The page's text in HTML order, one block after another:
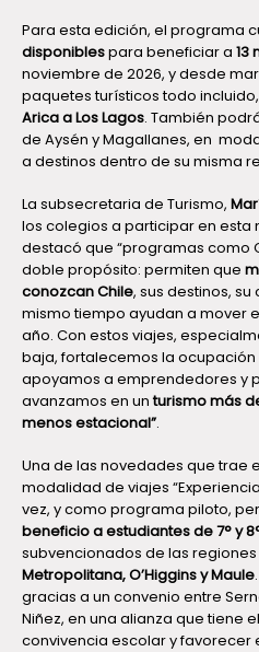
Para esta edición, el programa
disponiblespara beneficiar a 13
noviembre de 2026, y desde
paquetes turísticos todo
Arica a Los Lagos. También
de Aysén y Magallanes, en
a destinos dentro de su misma
La subsecretaria de Turismo,
los colegios a participar en
destacó que “programas como
doble propósito: permiten que
conozcan Chile, sus destinos, su
mismo tiempo ayudan a mover
año. Con estos viajes,
baja, fortalecemos la ocupación
apoyamos a emprendedores y
avanzamos en unturismo más
menos estacional”.
Una de las novedades que trae
modalidad de viajes
vez, y como programa piloto,
beneficio a estudiantes de 7° y
subvencionados de las
Metropolitana, O’Higgins y Maule
gracias a un convenio entre
Niñez, en una alianza que tiene
convivencia escolar y favorecer